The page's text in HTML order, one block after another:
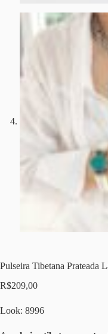
Pulseira Tibetana Prateada
R$209,00
Look: 8996